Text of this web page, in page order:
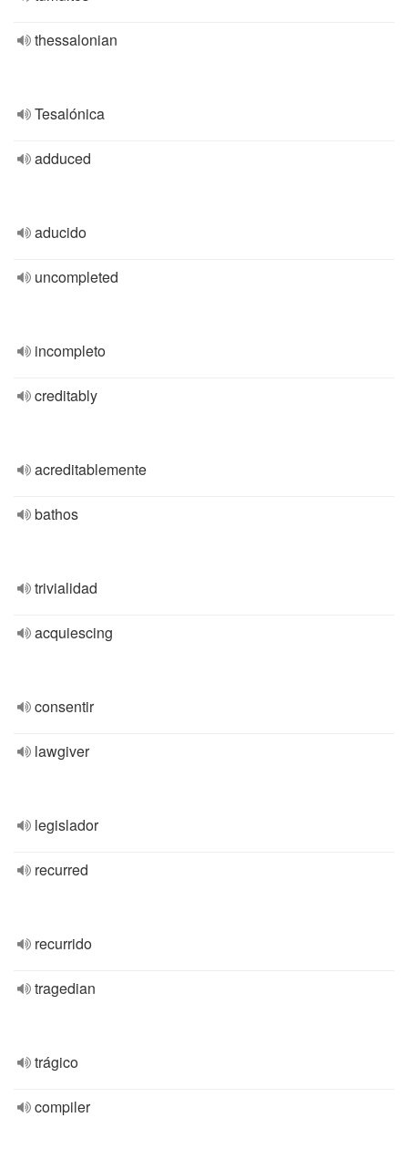
thessalonian
Tesalónica
adduced
aducido
uncompleted
incompleto
creditably
acreditablemente
bathos
trivialidad
acquiescing
consentir
lawgiver
legislador
recurred
recurrido
tragedian
trágico
compiler